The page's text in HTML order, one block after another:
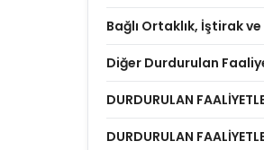
Bağlı Ortaklık, İştirak
Diğer Durdurulan
DURDURULAN
DURDURULAN